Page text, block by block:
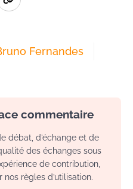
Fernandes
commentaire
débat, d’échange et de
des échanges sous
de contribution,
règles d’utilisation.